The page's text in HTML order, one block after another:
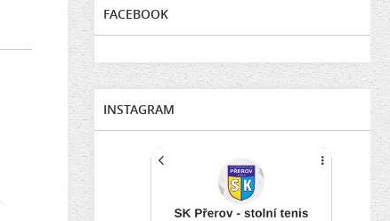
FACEBOOK
INSTAGRAM